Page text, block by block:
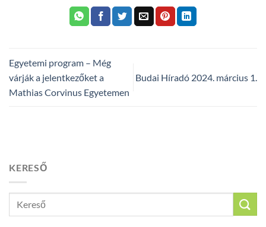
Egyetemi program – Még
várják a jelentkezőket a
Mathias Corvinus Egyetemen
Budai Híradó 2024. március 1.
KERESŐ